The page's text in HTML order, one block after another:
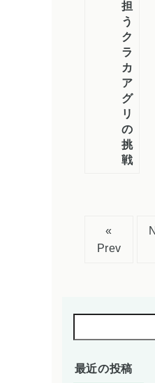
担
う
ク
ラ
カ
ア
グ
リ
の
挑
戦
«
Prev
最近の投稿